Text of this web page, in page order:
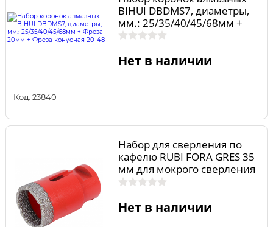
Код: 23840
BIHUI DBDMS7, диаметры,
мм.: 25/35/40/45/68мм +
Фреза 20мм + Фреза
Нет в наличии
Набор для сверления по
кафелю RUBI FORA GRES 35
мм для мокрого сверления
04972
Нет в наличии